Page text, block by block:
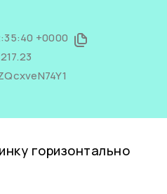
+0000
горизонтально